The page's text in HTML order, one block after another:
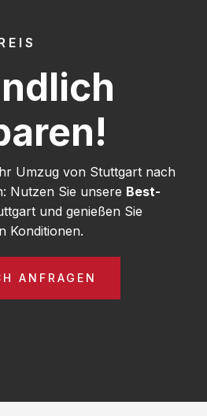
Umzug von Stuttgart nach
Nutzen Sie unsere Best-
und genießen Sie
Konditionen.
ANFRAGEN